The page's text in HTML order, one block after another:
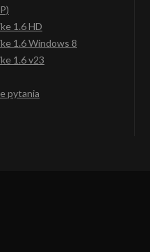
1.6 HD
1.6 Windows 8
1.6 v23
pytania